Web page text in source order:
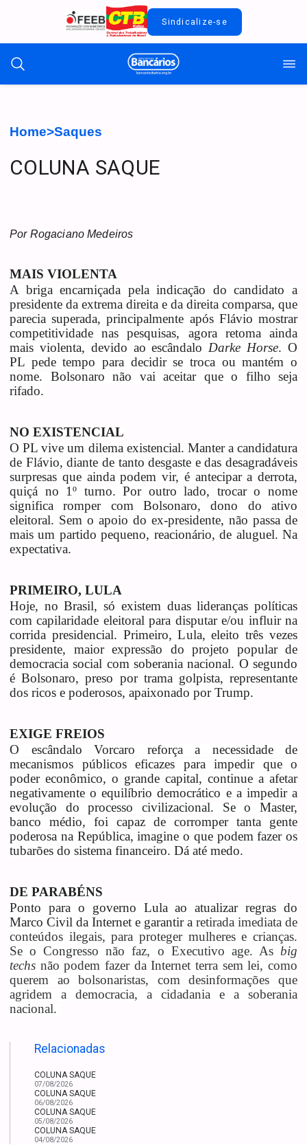
Sindicalize-se
Home>Saques
COLUNA SAQUE
Por Rogaciano Medeiros
MAIS VIOLENTA
A briga encarniçada pela indicação do candidato a
presidente da extrema direita e da direita comparsa, que
parecia superada, principalmente após Flávio mostrar
competitividade nas pesquisas, agora retoma ainda
mais violenta, devido ao escândalo Darke Horse. O
PL pede tempo para decidir se troca ou mantém o
nome. Bolsonaro não vai aceitar que o filho seja
rifado.
NO EXISTENCIAL
O PL vive um dilema existencial. Manter a candidatura
de Flávio, diante de tanto desgaste e das desagradáveis
surpresas que ainda podem vir, é antecipar a derrota,
quiçá no 1º turno. Por outro lado, trocar o nome
significa romper com Bolsonaro, dono do ativo
eleitoral. Sem o apoio do ex-presidente, não passa de
mais um partido pequeno, reacionário, de aluguel. Na
expectativa.
PRIMEIRO, LULA
Hoje, no Brasil, só existem duas lideranças políticas
com capilaridade eleitoral para disputar e/ou influir na
corrida presidencial. Primeiro, Lula, eleito três vezes
presidente, maior expressão do projeto popular de
democracia social com soberania nacional. O segundo
é Bolsonaro, preso por trama golpista, representante
dos ricos e poderosos, apaixonado por Trump.
EXIGE FREIOS
O escândalo Vorcaro reforça a necessidade de
mecanismos públicos eficazes para impedir que o
poder econômico, o grande capital, continue a afetar
negativamente o equilíbrio democrático e a impedir a
evolução do processo civilizacional. Se o Master,
banco médio, foi capaz de corromper tanta gente
poderosa na República, imagine o que podem fazer os
tubarões do sistema financeiro. Dá até medo.
DE PARABÉNS
Ponto para o governo Lula ao atualizar regras do
Marco Civil da Internet e garantir a retirada imediata de
conteúdos ilegais, para proteger mulheres e crianças.
Se o Congresso não faz, o Executivo age. As big
techs não podem fazer da Internet terra sem lei, como
querem ao bolsonaristas, com desinformações que
agridem a democracia, a cidadania e a soberania
nacional.
Relacionadas
COLUNA SAQUE
07/08/2026
COLUNA SAQUE
06/08/2026
COLUNA SAQUE
05/08/2026
COLUNA SAQUE
04/08/2026